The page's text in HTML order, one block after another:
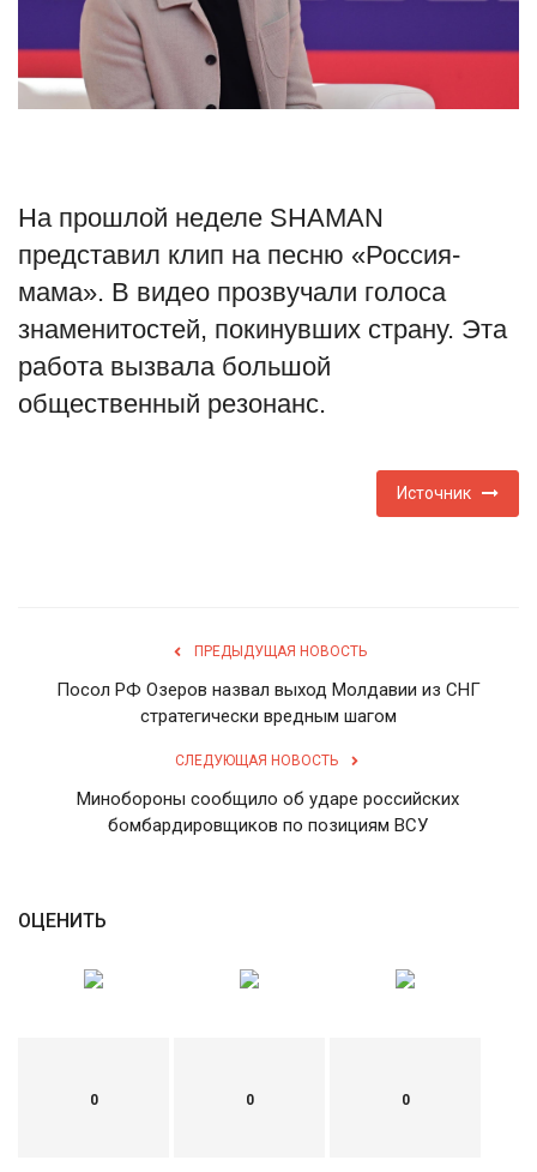
Здоровье
Образование
В мире
Россия
English Русский
На прошлой неделе SHAMAN
представил клип на песню «Россия-
мама». В видео прозвучали голоса
знаменитостей, покинувших страну. Эта
работа вызвала большой
общественный резонанс.
Источник
ПРЕДЫДУЩАЯ НОВОСТЬ
Посол РФ Озеров назвал выход Молдавии из СНГ
стратегически вредным шагом
СЛЕДУЮЩАЯ НОВОСТЬ
Минобороны сообщило об ударе российских
бомбардировщиков по позициям ВСУ
ОЦЕНИТЬ
0 0 0